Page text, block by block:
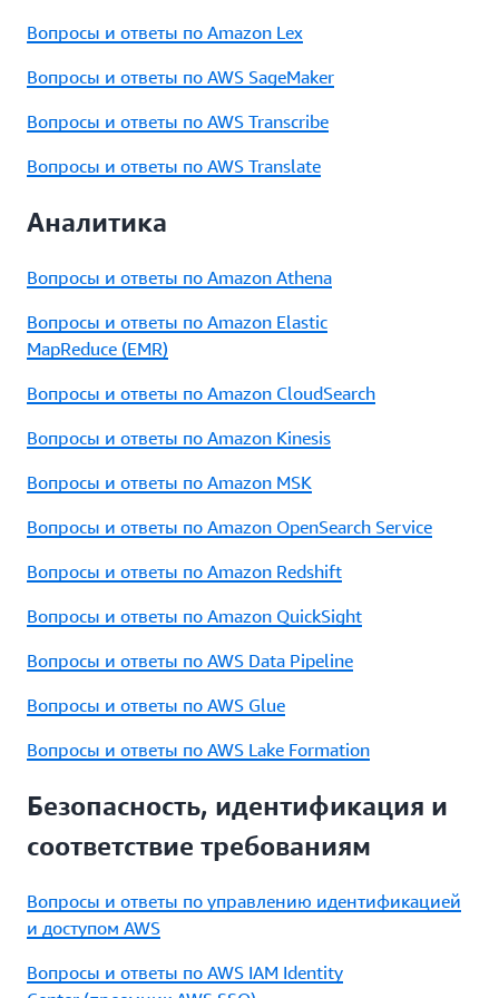
Вопросы и ответы по Amazon Lex
Вопросы и ответы по AWS SageMaker
Вопросы и ответы по AWS Transcribe
Вопросы и ответы по AWS Translate
Аналитика
Вопросы и ответы по Amazon Athena
Вопросы и ответы по Amazon Elastic
MapReduce (EMR)
Вопросы и ответы по Amazon CloudSearch
Вопросы и ответы по Amazon Kinesis
Вопросы и ответы по Amazon MSK
Вопросы и ответы по Amazon OpenSearch Service
Вопросы и ответы по Amazon Redshift
Вопросы и ответы по Amazon QuickSight
Вопросы и ответы по AWS Data Pipeline
Вопросы и ответы по AWS Glue
Вопросы и ответы по AWS Lake Formation
Безопасность, идентификация и
соответствие требованиям
Вопросы и ответы по управлению идентификацией
и доступом AWS
Вопросы и ответы по AWS IAM Identity